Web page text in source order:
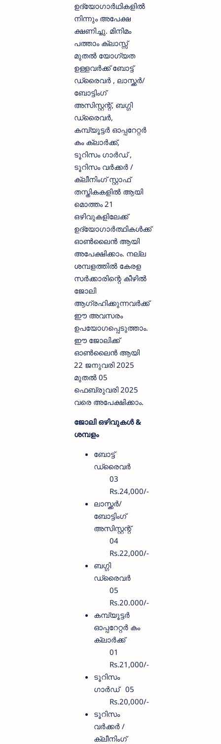
ഉദ്യോഗാര്‍ഥികളില്‍
നിന്നും അപേക്ഷ
ക്ഷണിച്ചു. മിനിമം
പത്താം ക്ലാസ്സ്‌
മുതല്‍ യോഗ്യത
ഉള്ളവര്‍ക്ക് ബോട്ട്
ഡ്രൈവര്‍ , ലാസ്ക്കര്‍/
ബോട്ടിംഗ്
അസിസ്റ്റന്റ്‌, ബഗ്ഗി
ഡ്രൈവര്‍,
കമ്പ്യൂട്ടര്‍ ഓപ്പറേറ്റര്‍
കം ക്ലാര്‍ക്ക്,
ടൂറിസം ഗാര്‍ഡ് ,
ടൂറിസം വര്‍ക്കര്‍ /
ക്ലീനിംഗ് സ്റ്റാഫ്‌
തസ്തികകളില്‍ ആയി
മൊത്തം 21
ഒഴിവുകളിലേക്ക്
ഉദ്യോഗാര്‍ത്ഥികള്‍ക്ക്
ഓണ്‍ലൈന്‍ ആയി
അപേക്ഷിക്കാം. നല്ല
ശമ്പളത്തില്‍ കേരള
സര്‍ക്കാരിന്റെ കീഴില്‍
ജോലി
ആഗ്രഹിക്കുന്നവര്‍ക്ക്
ഈ അവസരം
ഉപയോഗപ്പെടുത്താം.
ഈ ജോലിക്ക്
ഓണ്‍ലൈന്‍ ആയി
22 ജനുവരി 2025
മുതല്‍ 05
ഫെബ്രുവരി 2025
വരെ അപേക്ഷിക്കാം.
ജോലി ഒഴിവുകള്‍ &
ശമ്പളം
ബോട്ട്
ഡ്രൈവര്‍
03
Rs.24,000/-
ലാസ്ക്കര്‍/
ബോട്ടിംഗ്
അസിസ്റ്റന്റ്‌
04
Rs.22,000/-
ബഗ്ഗി
ഡ്രൈവര്‍
05
Rs.20.000/-
കമ്പ്യൂട്ടര്‍
ഓപ്പറേറ്റര്‍ കം
ക്ലാര്‍ക്ക്
01
Rs.21,000/-
ടൂറിസം
ഗാര്‍ഡ് 05
Rs.20,000/-
ടൂറിസം
വര്‍ക്കര്‍ /
ക്ലീനിംഗ്